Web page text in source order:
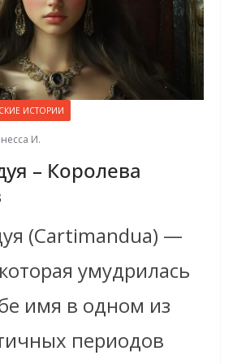
ИСТОРИИ
И.
– Королева
(Cartimandua) —
умудрилась
имя в одном из
периодов